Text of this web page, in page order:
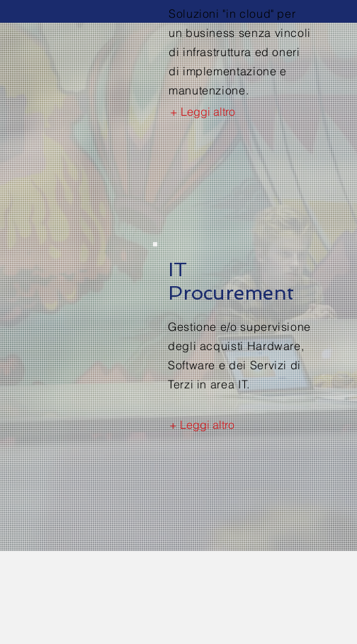
Soluzioni "in cloud" per
un business senza vincoli
di infrastruttura ed oneri
di implementazione e
manutenzione.
+ Leggi altro
IT
Procurement
Gestione e/o supervisione
degli acquisti Hardware,
Software e dei Servizi di
Terzi in area IT.
+ Leggi altro